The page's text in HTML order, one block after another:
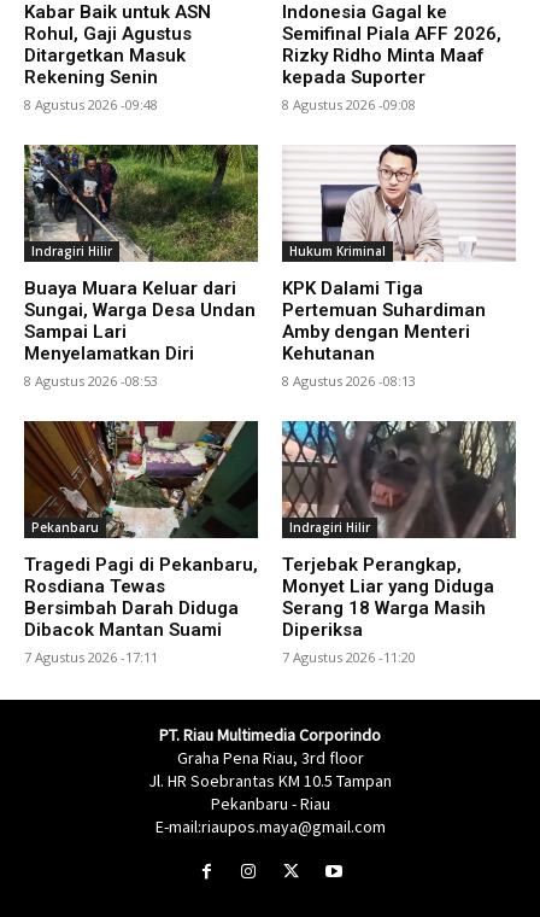
Kabar Baik untuk ASN
Rohul, Gaji Agustus
Ditargetkan Masuk
Rekening Senin
8 Agustus 2026 -09:48
Indonesia Gagal ke
Semifinal Piala AFF 2026,
Rizky Ridho Minta Maaf
kepada Suporter
8 Agustus 2026 -09:08
Indragiri Hilir
Buaya Muara Keluar dari
Sungai, Warga Desa Undan
Sampai Lari
Menyelamatkan Diri
8 Agustus 2026 -08:53
Hukum Kriminal
KPK Dalami Tiga
Pertemuan Suhardiman
Amby dengan Menteri
Kehutanan
8 Agustus 2026 -08:13
Pekanbaru
Tragedi Pagi di Pekanbaru,
Rosdiana Tewas
Bersimbah Darah Diduga
Dibacok Mantan Suami
7 Agustus 2026 -17:11
Indragiri Hilir
Terjebak Perangkap,
Monyet Liar yang Diduga
Serang 18 Warga Masih
Diperiksa
7 Agustus 2026 -11:20
PT. Riau Multimedia Corporindo
Graha Pena Riau, 3rd floor
Jl. HR Soebrantas KM 10.5 Tampan
Pekanbaru - Riau
E-mail:riaupos.maya@gmail.com